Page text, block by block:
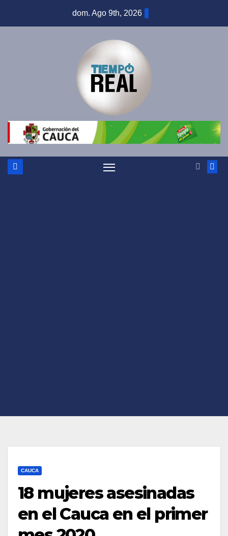
dom. Ago 9th, 2026
CAUCA
18 mujeres asesinadas
en el Cauca en el primer